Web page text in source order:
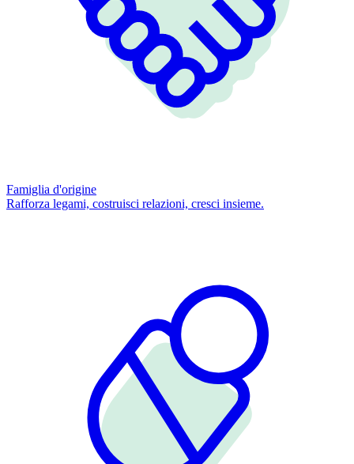
Famiglia d'origine
Rafforza legami, costruisci relazioni, cresci insieme.